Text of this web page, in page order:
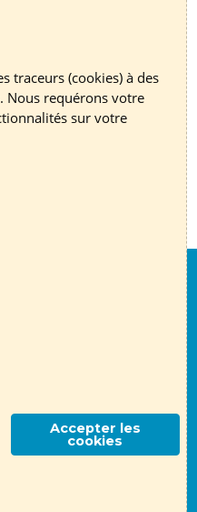
France Rénov' de
gratuitement :
en ligne
une conseillère
traceurs (cookies) à des
Nous requérons votre
sur votre
Accepter les
cookies